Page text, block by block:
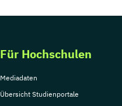
Für Hochschulen
Mediadaten
Übersicht Studienportale